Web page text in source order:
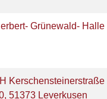
Grünewald- Halle
Kerschensteinerstraße
51373 Leverkusen